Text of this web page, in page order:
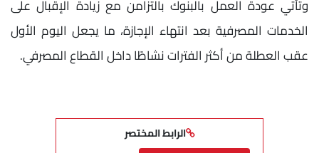
وتأتي عودة العمل بالبنوك بالتزامن مع زيادة الإقبال على
الخدمات المصرفية بعد انتهاء الإجازة، ما يجعل اليوم الأول
عقب العطلة من أكثر الفترات نشاطًا داخل القطاع المصرفي.
الرابط المختصر